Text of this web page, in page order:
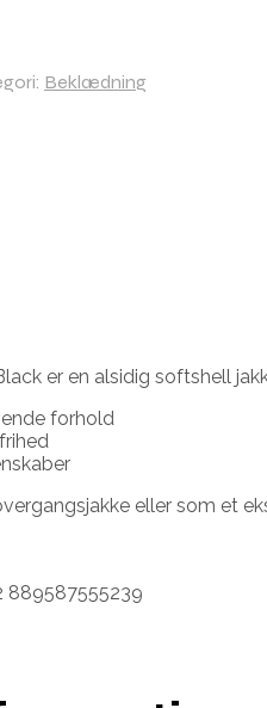
Beklædning
er en alsidig softshell
forhold
eller som et
889587555239